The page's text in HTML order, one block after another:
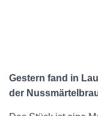
Gestern fand in
der